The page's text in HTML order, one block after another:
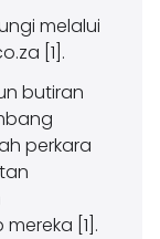
melalui
[1].
butiran
perkara
[1].